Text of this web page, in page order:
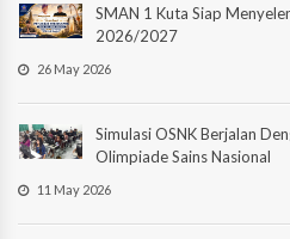
SMAN 1 Kuta Siap
2026/2027
26 May 2026
Simulasi OSNK Berjalan
Olimpiade Sains Nasional
11 May 2026